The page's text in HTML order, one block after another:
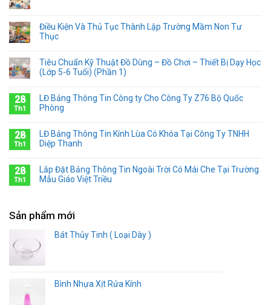
Điều Kiện Và Thủ Tục Thành Lập Trường Mầm Non Tư
Thục
Tiêu Chuẩn Kỹ Thuật Đồ Dùng – Đồ Chơi – Thiết Bị Dạy Học
(Lớp 5-6 Tuổi) (Phần 1)
28
Th1
LĐ Bảng Thông Tin Công ty Cho Công Ty Z76 Bộ Quốc
Phòng
28
Th1
LĐ Bảng Thông Tin Kính Lùa Có Khóa Tại Công Ty TNHH
Diệp Thanh
28
Th1
Lắp Đặt Bảng Thông Tin Ngoài Trời Có Mái Che Tại Trường
Mẫu Giáo Việt Triều
Sản phẩm mới
Bát Thủy Tinh ( Loại Dày )
Bình Nhựa Xịt Rửa Kính